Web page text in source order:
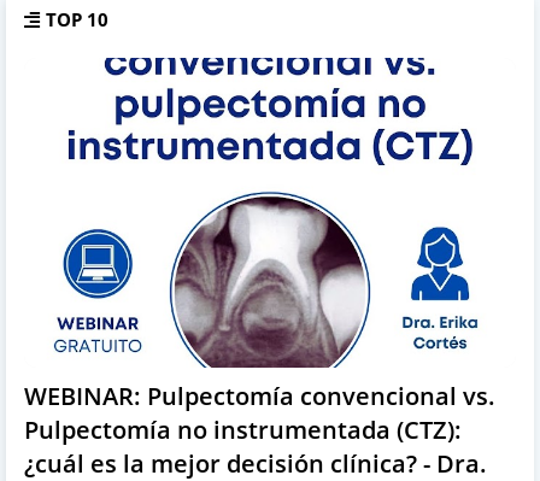
TOP 10
WEBINAR: Pulpectomía convencional vs.
Pulpectomía no instrumentada (CTZ):
¿cuál es la mejor decisión clínica? - Dra.